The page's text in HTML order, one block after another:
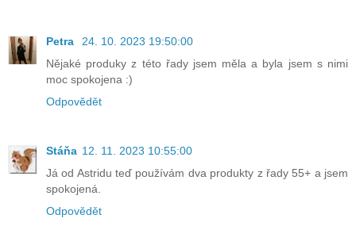
Petra
24. 10. 2023 19:50:00
Nějaké produky z této řady jsem měla a byla jsem s nimi
moc spokojena :)
Odpovědět
Stáňa 12. 11. 2023 10:55:00
Já od Astridu teď používám dva produkty z řady 55+ a jsem
spokojená.
Odpovědět